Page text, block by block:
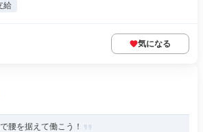
給
気になる
腰を据えて働こう！